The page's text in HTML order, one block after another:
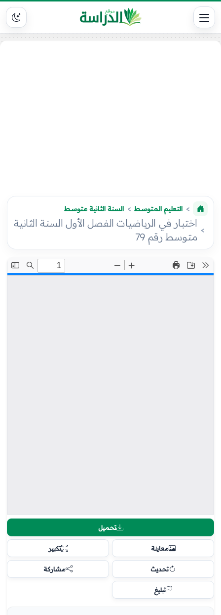
التعليم المتوسط السنة الثانية متوسط
اختبار في الرياضيات الفصل الأول السنة الثانية
متوسط رقم 79
تحميل
معاينة تكبير
تحديث مشاركة
تبليغ